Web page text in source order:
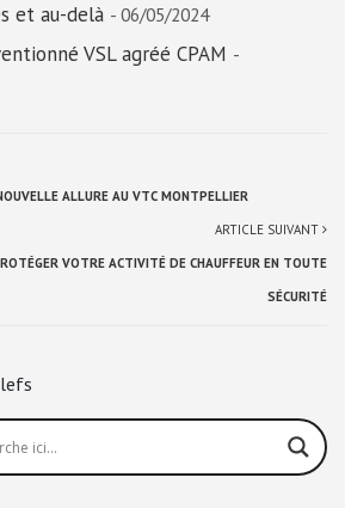
et au-delà - 06/05/2024
VSL agréé CPAM -
ALLURE AU VTC MONTPELLIER
ARTICLE SUIVANT
VOTRE ACTIVITÉ DE CHAUFFEUR EN TOUTE
SÉCURITÉ